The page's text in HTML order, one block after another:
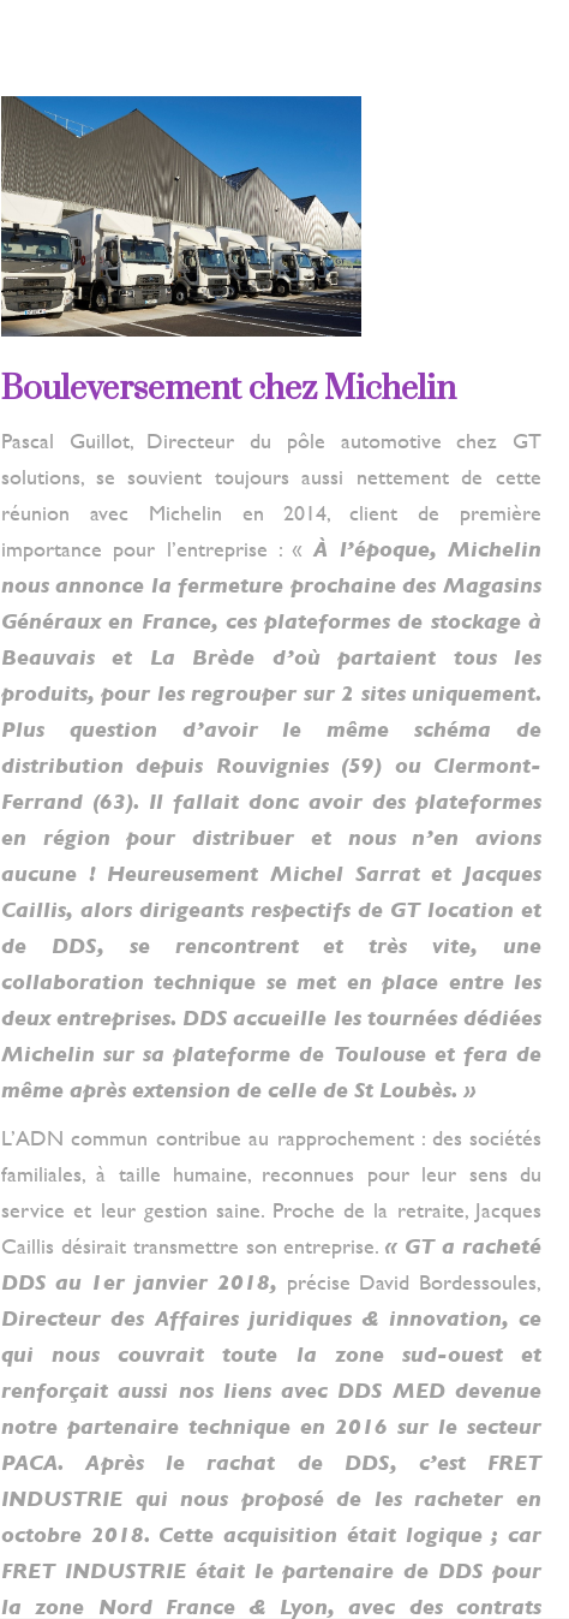
Bouleversement chez Michelin
Pascal Guillot, Directeur du pôle automotive chez GT
solutions, se souvient toujours aussi nettement de cette
réunion avec Michelin en 2014, client de première
importance pour l’entreprise : «À l’époque, Michelin
nous annonce la fermeture prochaine des Magasins
Généraux en France, ces plateformes de stockage à
Beauvais et La Brède d’où partaient tous les
produits, pour les regrouper sur 2 sites uniquement.
Plus question d’avoir le même schéma de
distribution depuis Rouvignies (59) ou Clermont-
Ferrand (63). Il fallait donc avoir des plateformes
en région pour distribuer et nous n’en avions
aucune ! Heureusement Michel Sarrat et Jacques
Caillis, alors dirigeants respectifs de GT location et
de DDS, se rencontrent et très vite, une
collaboration technique se met en place entre les
deux entreprises. DDS accueille les tournées dédiées
Michelin sur sa plateforme de Toulouse et fera de
même après extension de celle de St Loubès. »
L’ADN commun contribue au rapprochement : des sociétés
familiales, à taille humaine, reconnues pour leur sens du
service et leur gestion saine. Proche de la retraite, Jacques
Caillis désirait transmettre son entreprise. « GT a racheté
DDS au 1er janvier 2018, précise David Bordessoules,
Directeur des Affaires juridiques & innovation, ce
qui nous couvrait toute la zone sud-ouest et
renforçait aussi nos liens avec DDS MED devenue
notre partenaire technique en 2016 sur le secteur
PACA. Après le rachat de DDS, c’est FRET
INDUSTRIE qui nous proposé de les racheter en
octobre 2018. Cette acquisition était logique ; car
FRET INDUSTRIE était le partenaire de DDS pour
la zone Nord France & Lyon, avec des contrats